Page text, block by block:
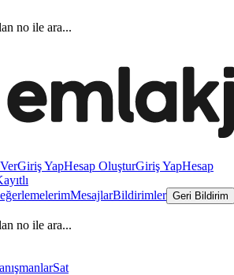
no ile ara...
Giriş YapHesap OluşturGiriş YapHesap
MesajlarBildirimler Geri Bildirim
no ile ara...
Sat